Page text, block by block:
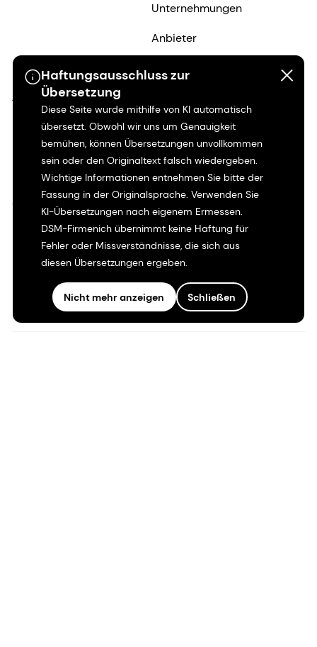
Haftungsausschluss zur
Übersetzung
Diese Seite wurde mithilfe von KI automatisch
übersetzt. Obwohl wir uns um Genauigkeit
bemühen, können Übersetzungen unvollkommen
sein oder den Originaltext falsch wiedergeben.
Wichtige Informationen entnehmen Sie bitte der
Fassung in der Originalsprache. Verwenden Sie
KI-Übersetzungen nach eigenem Ermessen.
DSM-Firmenich übernimmt keine Haftung für
Fehler oder Missverständnisse, die sich aus
diesen Übersetzungen ergeben.
Nicht mehr anzeigen Schließen
Unternehmungen
Anbieter
Anleger
Historische
Informationen
Unser Unternehmen
Shares & ADRs
Warum für dsm-
firmenich arbeiten?
Arbeitsplätze bei dsm-
firmenich
Karriereberichte
Inklusion und
Zugehörigkeit
Beruflicher Werdegang